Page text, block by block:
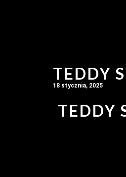
TEDDY
18 stycznia, 2025
TEDDY